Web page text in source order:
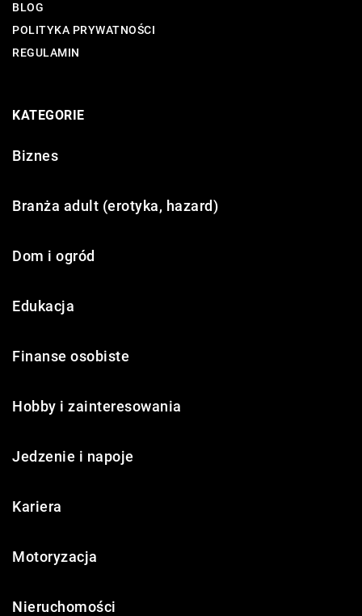
BLOG
POLITYKA PRYWATNOŚCI
REGULAMIN
KATEGORIE
Biznes
Branża adult (erotyka, hazard)
Dom i ogród
Edukacja
Finanse osobiste
Hobby i zainteresowania
Jedzenie i napoje
Kariera
Motoryzacja
Nieruchomości